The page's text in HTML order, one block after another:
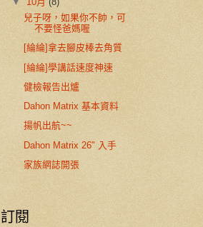
兒子呀，如果你不帥，可
不要怪爸媽喔
[綸綸]拿去腳皮棒去角質
[綸綸]學講話速度神速
健檢報告出爐
Dahon Matrix 基本資料
揚帆出航~~
Dahon Matrix 26" 入手
家族網誌開張
訂閱